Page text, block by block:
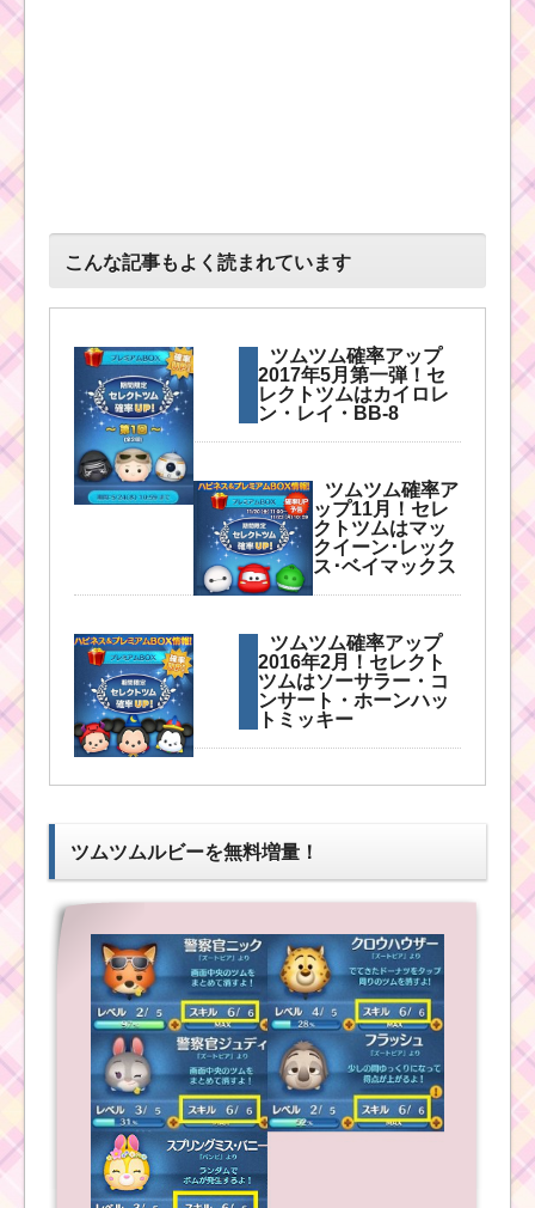
2017年5月第二弾！セ
レクトツムはルーク・
ハンソロ・チューバッ
ツムツム確率アップ
2016年4月！セレクト
ツムはダースベイダ
ー・ルーク・ヨーダ
ツムツム8月期間限定ツ
ムのトリトン王とロマ
ンスアリエルの確率ア
ップ
ツムツム確率ア
ップ2016年8
月！セレクトツ
ムはニモ・ドリー・ク
ツムツム10月新ツムの
マレフィセント･ロッツ
ォ･ランドールが確率ア
がチャンス
ツムツム確率アップ10
月！セレクトツムはマ
レフィセント・ランド
ール・ロッツォ
ツムツム確率アップ
こんな記事もよく読まれています
ツムツム確率アップ
2017年5月第一弾！セ
レクトツムはカイロレ
ン・レイ・BB-8
ツムツム確率ア
ップ11月！セレ
クトツムはマッ
クイーン･レック
ス･ベイマックス
ツムツム確率アップ
2016年2月！セレクト
ツムはソーサラー・コ
ンサート・ホーンハッ
トミッキー
ラ姫・アリエル
ツムツム確率アップ
2017年6月第一弾・第
二弾！セレクトツムは
ハッピーラプンツェ
ル・フリンライダー・
マキシマス
ツムツム確率アップ
2016年8月！セレクト
ツムはハチプー・ジャ
ツムツムルビーを無料増量！